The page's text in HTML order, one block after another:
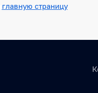
главную страницу